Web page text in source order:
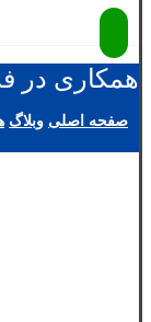
همکاری در
صفحه اصلی وبلاگ